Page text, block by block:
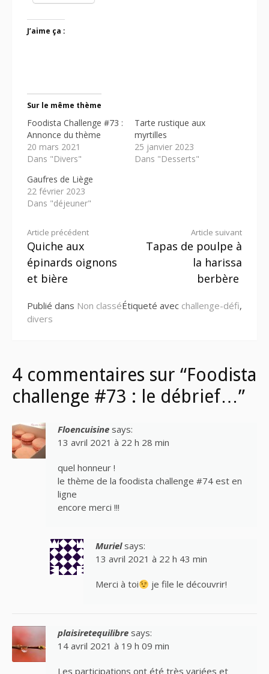
J’aime ça :
Sur le même thème
Foodista Challenge #73 :
Annonce du thème
20 mars 2021
Dans "Divers"
Tarte rustique aux
myrtilles
25 janvier 2023
Dans "Desserts"
Gaufres de Liège
22 février 2023
Dans "déjeuner"
Lire
la
suite
Article précédent
Quiche aux
épinards oignons
et bière
Article suivant
Tapas de poulpe à
la harissa
berbère
Publié dans Non classéÉtiqueté avec challenge-défi,
divers
4 commentaires sur “Foodista
challenge #73 : le débrief…”
Floencuisine says:
13 avril 2021 à 22 h 28 min
quel honneur !
le thème de la foodista challenge #74 est en
ligne
encore merci !!!
Muriel says:
13 avril 2021 à 22 h 43 min
Merci à toi je file le découvrir!
plaisiretequilibre says:
14 avril 2021 à 19 h 09 min
Les participations ont été très variées et